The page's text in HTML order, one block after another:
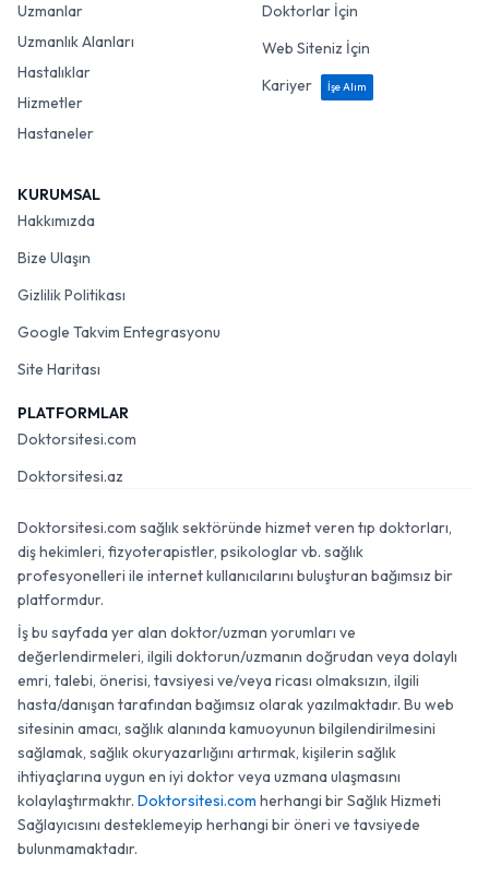
Uzmanlar
Uzmanlık Alanları
Hastalıklar
Hizmetler
Hastaneler
Doktorlar İçin
Web Siteniz İçin
Kariyer
İşe Alım
KURUMSAL
Hakkımızda
Bize Ulaşın
Gizlilik Politikası
Google Takvim Entegrasyonu
Site Haritası
PLATFORMLAR
Doktorsitesi.com
Doktorsitesi.az
Doktorsitesi.com sağlık sektöründe hizmet veren tıp doktorları,
diş hekimleri, fizyoterapistler, psikologlar vb. sağlık
profesyonelleri ile internet kullanıcılarını buluşturan bağımsız bir
platformdur.
İş bu sayfada yer alan doktor/uzman yorumları ve
değerlendirmeleri, ilgili doktorun/uzmanın doğrudan veya dolaylı
emri, talebi, önerisi, tavsiyesi ve/veya ricası olmaksızın, ilgili
hasta/danışan tarafından bağımsız olarak yazılmaktadır. Bu web
sitesinin amacı, sağlık alanında kamuoyunun bilgilendirilmesini
sağlamak, sağlık okuryazarlığını artırmak, kişilerin sağlık
ihtiyaçlarına uygun en iyi doktor veya uzmana ulaşmasını
kolaylaştırmaktır. Doktorsitesi.com herhangi bir Sağlık Hizmeti
Sağlayıcısını desteklemeyip herhangi bir öneri ve tavsiyede
bulunmamaktadır.